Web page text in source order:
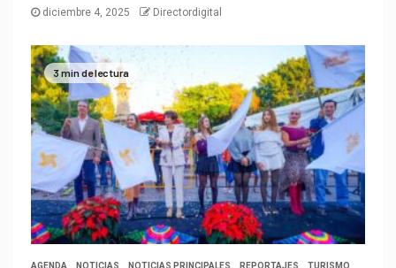
diciembre 4, 2025 Directordigital
3 min de lectura